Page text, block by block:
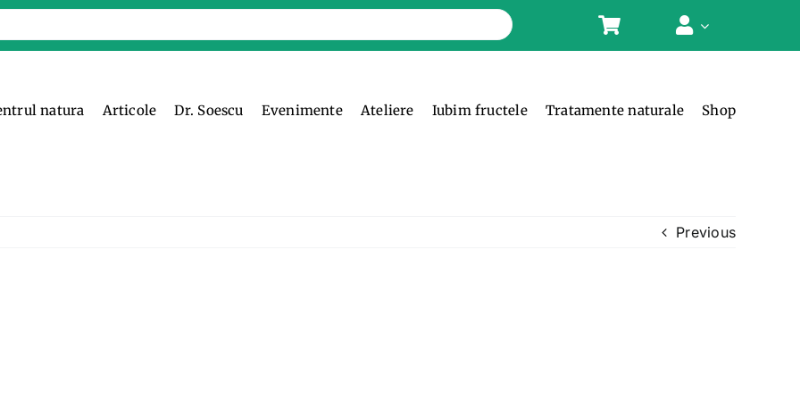
natura Articole Dr. Soescu Evenimente Ateliere Iubim fructele Tratamente naturale Shop
Previous